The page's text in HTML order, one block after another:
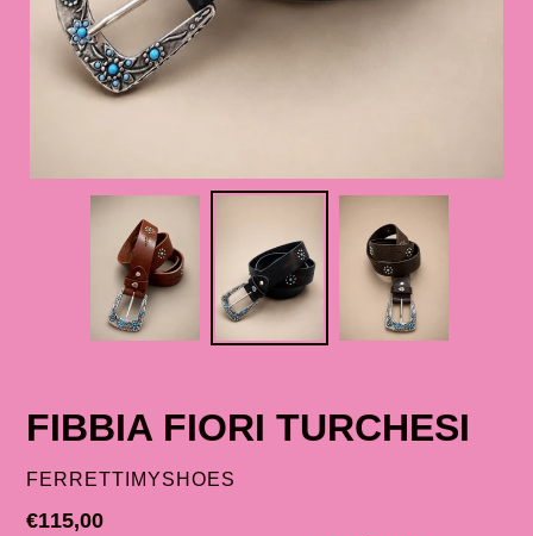
FIBBIA FIORI TURCHESI
VENDITORE
FERRETTIMYSHOES
Prezzo
€115,00